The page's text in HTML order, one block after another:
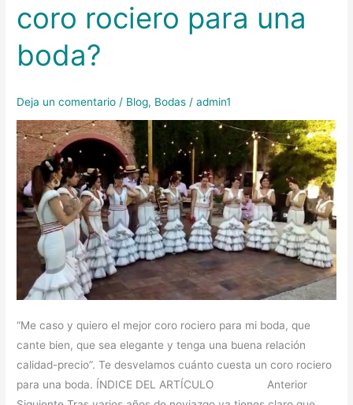
coro rociero para una
boda?
Deja un comentario / Blog, Bodas /admin1
“Me caso y quiero el mejor coro rociero para mi boda, que
cante bien, que sea elegante y tenga una buena relación
calidad-precio”. Te desvelamos cuánto cuesta un coro rociero
para una boda. ÍNDICE DEL ARTÍCULO Anterior
un
coro
rociero
para
boda?